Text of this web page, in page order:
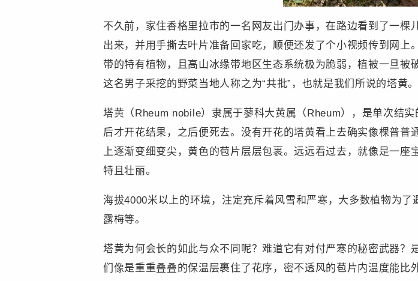
不久前，家住香格里拉市的一名网友出门办事，在路边看到了一棵
出来，并用手撕去叶片准备回家吃，顺便还发了个小视频传到网
带的特有植物，且高山冰缘带地区生态系统极为脆弱，植被一旦被
这名男子采挖的野菜当地人称之为“共批”，也就是我们所说的塔黄
塔黄（Rheum nobile）隶属于蓼科大黄属（Rheum），是单次结
后才开花结果，之后便死去。没有开花的塔黄看上去确实像棵普
上逐渐变细变尖，黄色的苞片层层包裹。远远看过去，就像是一
特且壮丽。
海拔4000米以上的环境，注定充斥着风雪和严寒，大多数植物为
露梅等。
塔黄为何会长的如此与众不同呢？难道它有对付严寒的秘密武器
们像是重重叠叠的保温层裹住了花序，密不透风的苞片内温度能